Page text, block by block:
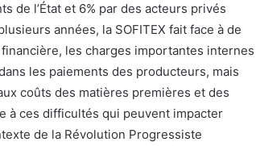
de l’État et 6% par des acteurs privés
années, la SOFITEX fait face à de
les charges importantes internes
les paiements des producteurs, mais
coûts des matières premières et des
à ces difficultés qui peuvent impacter
de la Révolution Progressiste